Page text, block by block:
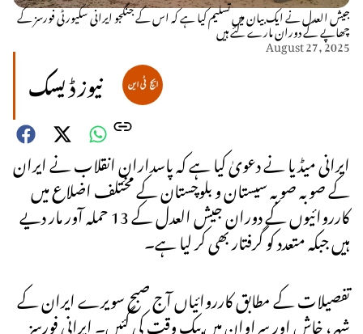
جیش العدل نے ایک بیان میں تسلیم کیا ہے کہ اس کے جنگجو ایرانی سکیورٹی فورسز کے
چھاپے کے دوران مارے گئے ہیں
August 27, 2025
نیوز ڈیسک
ایرانی میڈیا نے دعویٰ کیا ہے کہ پاسدارانِ انقلاب نے ایران
کے صوبہ صوبہ سیستان و بلوچستان کے مختلف اضلاع میں
کارروائیوں کے دوران جیش العدل کے 13 حملہ آور مار دیے
ہیں جبکہ متعدد کو گرفتار بھی کر لیا ہے۔
تفصیلات کے مطابق کارروائیاں آج صبح سویرے ایران کے
شہر، خاش اور سراوان میں بیک وقت کی گئیں۔ ایرانی فورسز